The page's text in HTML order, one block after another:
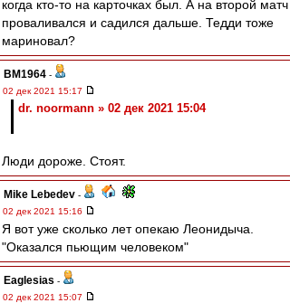
когда кто-то на карточках был. А на второй матч
проваливался и садился дальше. Тедди тоже
мариновал?
BM1964 -
02 дек 2021 15:17
dr. noormann » 02 дек 2021 15:04
Люди дороже. Стоят.
Mike Lebedev -
02 дек 2021 15:16
Я вот уже сколько лет опекаю Леонидыча.
"Оказался пьющим человеком"
Eaglesias -
02 дек 2021 15:07